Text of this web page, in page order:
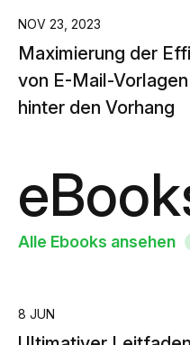
NOV 23, 2023
Maximierung der
von E-Mail-
hinter den Vorhang
Alle Ebooks ansehen
8 JUN